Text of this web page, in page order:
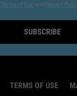
Terms of Use andPrivacy
SUBSCRIBE
TERMS OF USE